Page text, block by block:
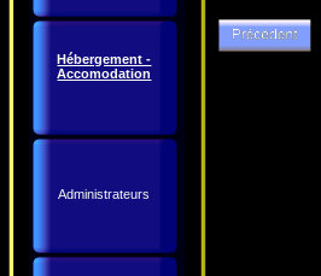
Hébergement -
Accomodation
Administrateurs